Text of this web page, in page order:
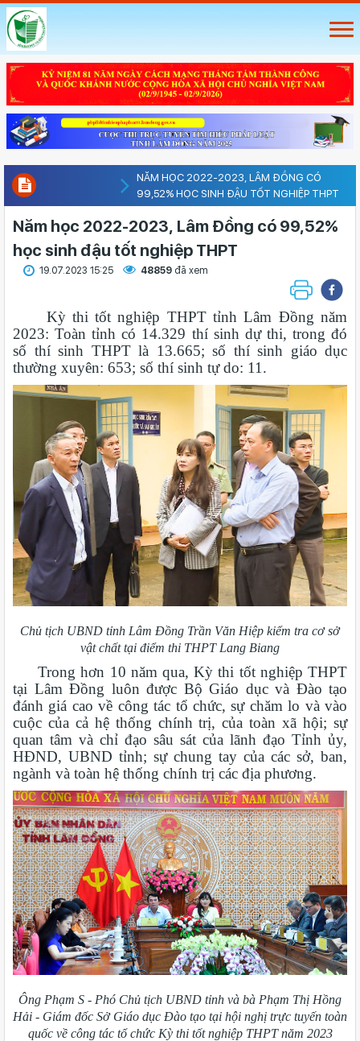
NĂM HỌC 2022-2023, LÂM ĐỒNG CÓ
99,52% HỌC SINH ĐẬU TỐT NGHIỆP THPT
Năm học 2022-2023, Lâm Đồng có 99,52%
học sinh đậu tốt nghiệp THPT
19.07.2023 15:25 48859 đã xem
Kỳ thi tốt nghiệp THPT tỉnh Lâm Đồng năm
2023: Toàn tỉnh có 14.329 thí sinh dự thi, trong đó
số thí sinh THPT là 13.665; số thí sinh giáo dục
thường xuyên: 653; số thí sinh tự do: 11.
Chủ tịch UBND tỉnh Lâm Đồng Trần Văn Hiệp kiểm tra cơ sở
vật chất tại điểm thi THPT Lang Biang
Trong hơn 10 năm qua, Kỳ thi tốt nghiệp THPT
tại Lâm Đồng luôn được Bộ Giáo dục và Đào tạo
đánh giá cao về công tác tổ chức, sự chăm lo và vào
cuộc của cả hệ thống chính trị, của toàn xã hội; sự
quan tâm và chỉ đạo sâu sát của lãnh đạo Tỉnh ủy,
HĐND, UBND tỉnh; sự chung tay của các sở, ban,
ngành và toàn hệ thống chính trị các địa phương.
Ông Phạm S - Phó Chủ tịch UBND tỉnh và bà Phạm Thị Hồng
Hải - Giám đốc Sở Giáo dục Đào tạo tại hội nghị trực tuyến toàn
quốc về công tác tổ chức Kỳ thi tốt nghiệp THPT năm 2023